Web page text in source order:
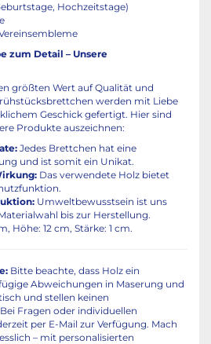
Hochzeitstage)
zum Detail – Unsere
größten Wert auf Qualität und
werden mit Liebe
Geschick gefertigt. Hier sind
Produkte auszeichnen:
Jedes Brettchen hat eine
und ist somit ein Unikat.
Das verwendete Holz bietet
Umweltbewusstsein ist uns
bis zur Herstellung.
Höhe: 12 cm, Stärke: 1 cm.
Bitte beachte, dass Holz ein
Abweichungen in Maserung und
und stellen keinen
Fragen oder individuellen
per E-Mail zur Verfügung. Mach
– mit personalisierten